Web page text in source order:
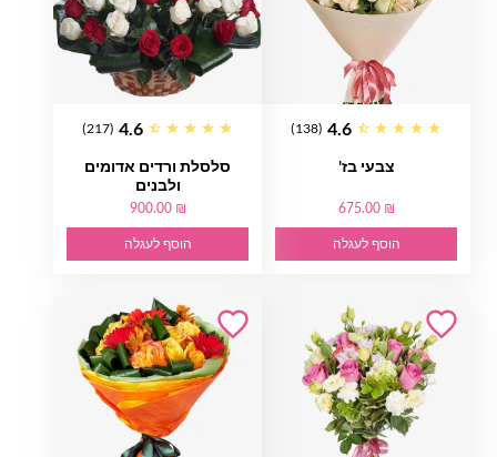
4.6
(138)
צבעי בז'
675.00 ₪
הוסף לעגלה
4.6
(217)
סלסלת ורדים אדומים
ולבנים
900.00 ₪
הוסף לעגלה